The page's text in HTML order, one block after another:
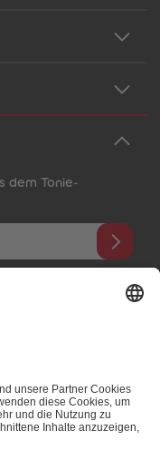
dem Tonie-
Mail-Newsletter, der
(z.B. Account-
bereitgestellten